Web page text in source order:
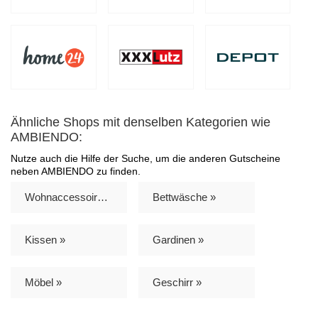
Ähnliche Shops mit denselben Kategorien wie
AMBIENDO:
Nutze auch die Hilfe der Suche, um die anderen Gutscheine
neben AMBIENDO zu finden.
Wohnaccessoires » Bettwäsche »
Kissen » Gardinen »
Möbel » Geschirr »